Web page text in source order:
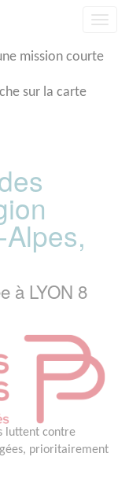
mission courte
sur la carte
à LYON 8
luttent contre
prioritairement